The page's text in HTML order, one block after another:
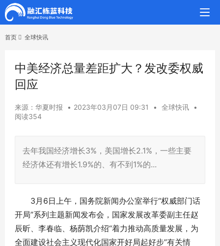
首页 全球快讯
中美经济总量差距扩大？发改委权威
回应
来源：华夏时报 • 2023年03月07日 09:31 • 全球快讯
•
阅读354
去年我国经济增长3%，美国增长2.1%，一些主要
经济体还有增长1.9%的、有不到1%的...
3月6日上午，国务院新闻办公室举行“权威部门话
开局”系列主题新闻发布会，国家发展改革委副主任赵
辰昕、李春临、杨荫凯介绍“着力推动高质量发展，为
全面建设社会主义现代化国家开好局起好步”有关情